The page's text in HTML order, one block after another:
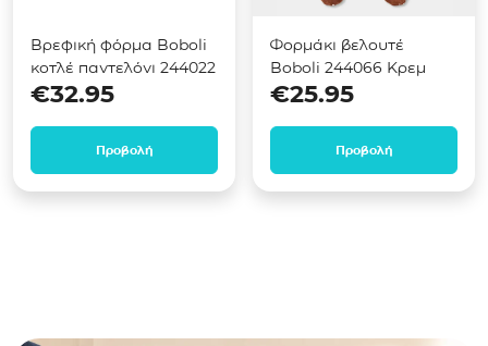
Βρεφική φόρμα Boboli
κοτλέ παντελόνι 244022
€32.95
Προβολή
Φορμάκι βελουτέ
Boboli 244066 Κρεμ
€25.95
Προβολή